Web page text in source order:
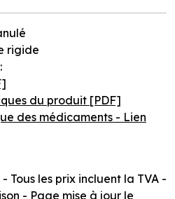
rigide
:
du produit [PDF]
des médicaments - Lien
Tous les prix incluent la TVA -
- Page mise à jour le